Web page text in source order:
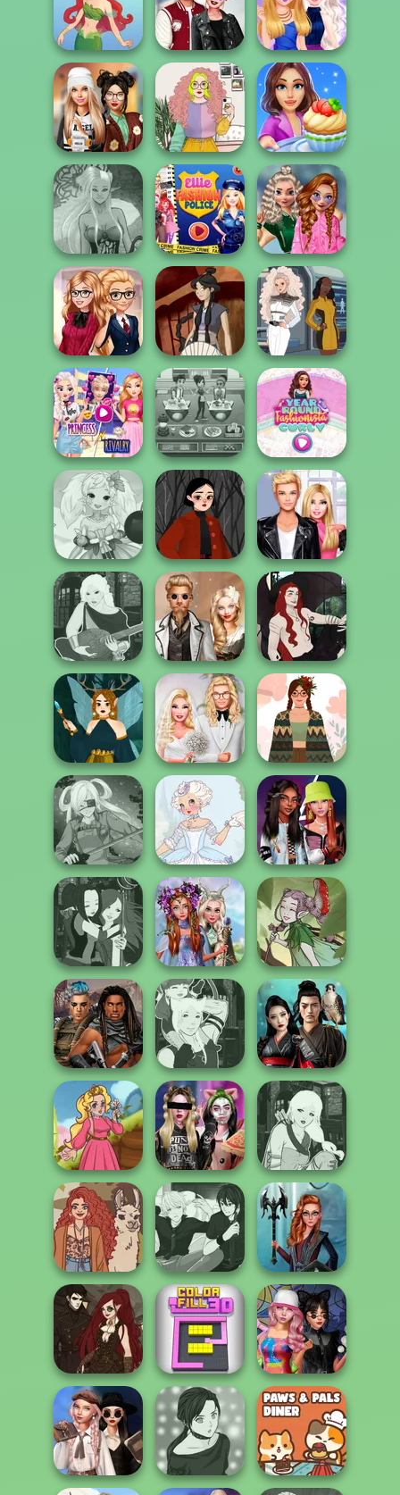
Fantasy Fortune
Teller
Casual Weekend
Fashionistas
Magical Girl
Makeup!
Cute Mermaid
Kiss, Marry, Hate
Challenge
BFFs Night Out
Dress To Impress
Back To Schoo...
Saturday Vibes
Cooking Stories:
Fun Cafe
Dark Mage
Creator
Ellie Fashion
Police
School
Popularity
Challenge
Back To School
Fashionistas
Waterbender:
Katara
Trekkie Meiker
F/F
Elsa And
Rapunzel
Princess Riv...
Cooking Cafe
Food Chef
Year Round
Fashionista Curly
Anime Fairy
Creator
Sabrina's Witchy
Wardrobe
Roomies Blind
Date
Manga Creator -
Fantasy World...
Steampunk
Wedding
Casual Magic
Maker 2.0
Dark Fae
Babs' Spring
Wedding
Fairycore
Aesthetic
SNK Cosplayer
Marie Antoinette
2.0
Fashionistas'
Faceoff
Manga Creator -
Fantasy World...
Princesses
Fantasy
Makeover
A Fairy Tale
Cyberpunk
Guardians
Manga Creator -
Fantasy World...
Samurai Spirit
Legacy of Honor
Kartoon Princess
Billie's Weekly
Planner
Manga Creator -
Fantasy World...
Pomegranate
Pop: Autumn
Fashio...
Manga Creator -
Rebels Page 3
Centaur
Princesses
The Alchemist:
Steampunk PFP
M...
Color Fill 3D
Spin The Bottle
Style Exchange...